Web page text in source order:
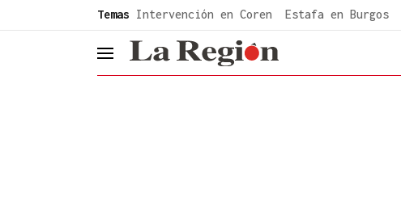
Temas Intervención en Coren Estafa en Burgos
header.menu.open